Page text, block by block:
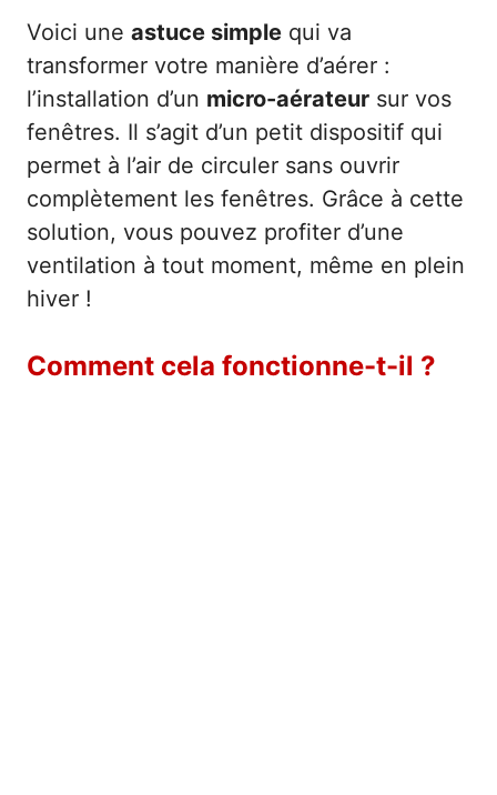
Voici une astuce simple qui va
transformer votre manière d’aérer :
l’installation d’un micro-aérateur sur vos
fenêtres. Il s’agit d’un petit dispositif qui
permet à l’air de circuler sans ouvrir
complètement les fenêtres. Grâce à cette
solution, vous pouvez profiter d’une
ventilation à tout moment, même en plein
hiver !
Comment cela fonctionne-t-il ?